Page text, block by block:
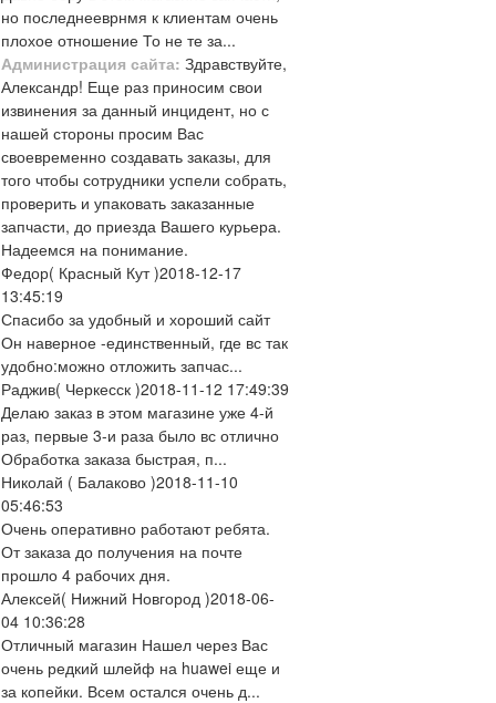
но последнееврнмя к клиентам очень
плохое отношение То не те за...
Администрация сайта: Здравствуйте,
Александр! Еще раз приносим свои
извинения за данный инцидент, но с
нашей стороны просим Вас
своевременно создавать заказы, для
того чтобы сотрудники успели собрать,
проверить и упаковать заказанные
запчасти, до приезда Вашего курьера.
Надеемся на понимание.
Федор( Красный Кут )2018-12-17
13:45:19
Спасибо за удобный и хороший сайт
Он наверное -единственный, где вс так
удобно:можно отложить запчас...
Раджив( Черкесск )2018-11-12 17:49:39
Делаю заказ в этом магазине уже 4-й
раз, первые 3-и раза было вс отлично
Обработка заказа быстрая, п...
Николай ( Балаково )2018-11-10
05:46:53
Очень оперативно работают ребята.
От заказа до получения на почте
прошло 4 рабочих дня.
Алексей( Нижний Новгород )2018-06-
04 10:36:28
Отличный магазин Нашел через Вас
очень редкий шлейф на huawei еще и
за копейки. Всем остался очень д...